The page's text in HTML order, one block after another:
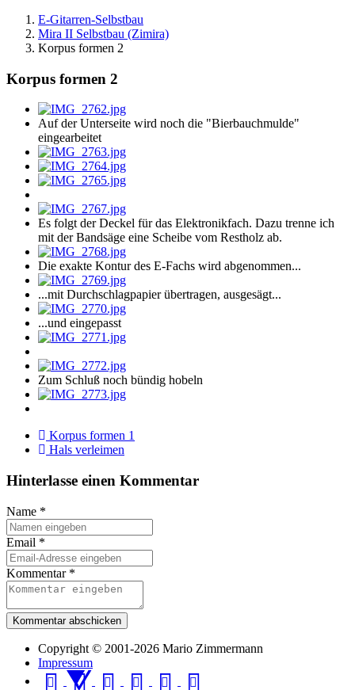
E-Gitarren-Selbstbau
Mira II Selbstbau (Zimira)
Korpus formen 2
Korpus formen 2
Auf der Unterseite wird noch die "Bierbauchmulde"
eingearbeitet
Es folgt der Deckel für das Elektronikfach. Dazu trenne ich
mit der Bandsäge eine Scheibe vom Restholz ab.
Die exakte Kontur des E-Fachs wird abgenommen...
...mit Durchschlagpapier übertragen, ausgesägt...
...und eingepasst
Zum Schluß noch bündig hobeln
Korpus formen 1
Hals verleimen
Hinterlasse einen Kommentar
Name *
Email *
Kommentar *
Kommentar abschicken
Copyright © 2001-2026 Mario Zimmermann
Impressum